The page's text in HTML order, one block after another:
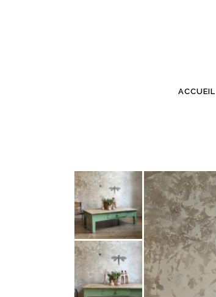
ACCUEIL